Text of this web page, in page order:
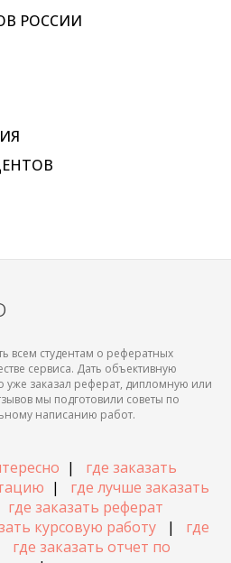
РОССИИ
всем студентам о рефератных
сервиса. Дать объективную
уже заказал реферат, дипломную или
мы подготовили советы по
написанию работ.
| где заказать
| где лучше заказать
где заказать реферат
курсовую работу | где
где заказать отчет по